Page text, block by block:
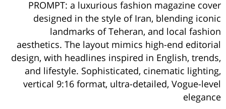
PROMPT: a luxurious fashion magazine cover
designed in the style of Iran, blending iconic
landmarks of Teheran, and local fashion
aesthetics. The layout mimics high-end editorial
design, with headlines inspired in English, trends,
and lifestyle. Sophisticated, cinematic lighting,
vertical 9:16 format, ultra-detailed, Vogue-level
elegance